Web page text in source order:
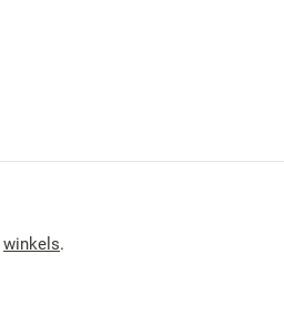
winkels.